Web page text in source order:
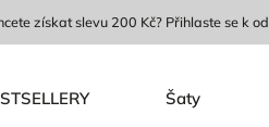
získat slevu 200 Kč? Přihlaste se k
Šaty